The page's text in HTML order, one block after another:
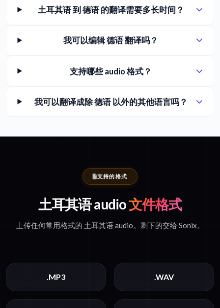
土耳其语 到 德语 的翻译需要多长时间？
我可以编辑 德语 翻译吗？
支持哪些 audio 格式？
我可以翻译成除 德语 以外的其他语言吗？
支持的格式
土耳其语 audio文件格式
上传任何常用格式的 土耳其语 audio。剩下的交给 Sonix。
.MP3 .WAV